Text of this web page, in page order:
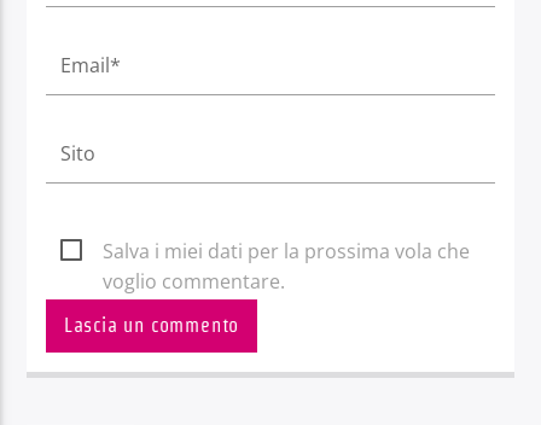
Salva i miei dati per la prossima vola che
voglio commentare.